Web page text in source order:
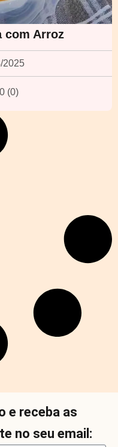
com Arroz
2025
0 (0)
e receba as
no seu email: